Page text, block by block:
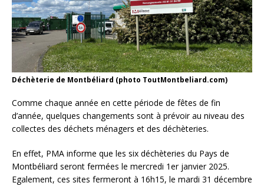
Déchèterie de Montbéliard (photo ToutMontbeliard.com)
Comme chaque année en cette période de fêtes de fin
d’année, quelques changements sont à prévoir au niveau des
collectes des déchets ménagers et des déchèteries.
En effet, PMA informe que les six déchèteries du Pays de
Montbéliard seront fermées le mercredi 1er janvier 2025.
Egalement, ces sites fermeront à 16h15, le mardi 31 décembre